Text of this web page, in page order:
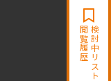
検討中リスト
閲覧履歴